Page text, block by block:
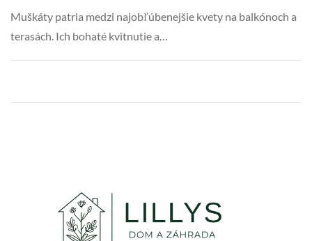
Muškáty patria medzi najobľúbenejšie kvety na balkónoch a
terasách. Ich bohaté kvitnutie a…